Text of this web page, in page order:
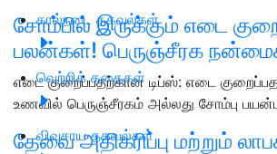
கால்நடை தகவல்கள்
வெற்றிக் கதைகள்
விவசாய தகவல்கள்
சோம்பில் இருக்கும் எடை
பலன்கள்! பெருஞ்சீரக
எடை குறைப்பதற்கான டிப்ஸ்: எடை
உணவில் பெருஞ்சீரகம் அல்லது சோம்பு
தேவை அதிகரிப்பு மற்றும்